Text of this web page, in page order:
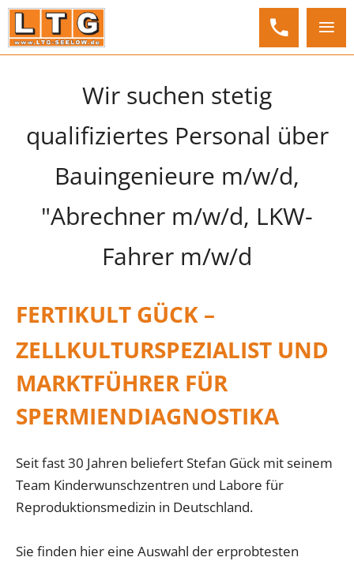
Wir suchen stetig
qualifiziertes Personal über
Bauingenieure m/w/d,
"Abrechner m/w/d, LKW-
Fahrer m/w/d
FERTIKULT GÜCK –
ZELLKULTURSPEZIALIST UND
MARKTFÜHRER FÜR
SPERMIENDIAGNOSTIKA
Seit fast 30 Jahren beliefert Stefan Gück mit seinem
Team Kinderwunschzentren und Labore für
Reproduktionsmedizin in Deutschland.
Sie finden hier eine Auswahl der erprobtesten